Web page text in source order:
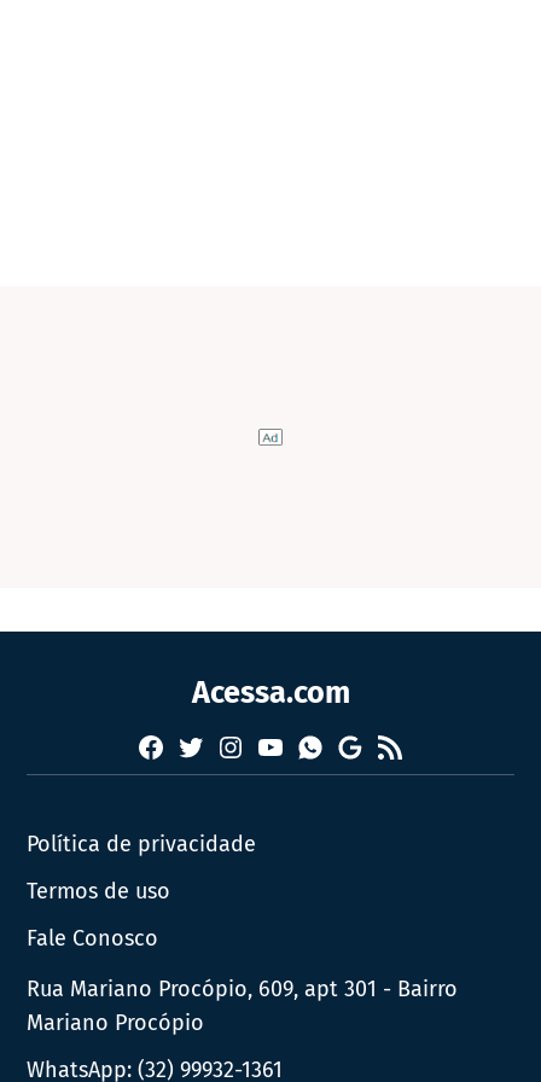
Acessa.com
Facebook
TwitterInstagram
YouTubeWhatsapp
Google
News
RSS
Política de privacidade
Termos de uso
Fale Conosco
Rua Mariano Procópio, 609, apt 301 - Bairro
Mariano Procópio
WhatsApp:(32) 99932-1361